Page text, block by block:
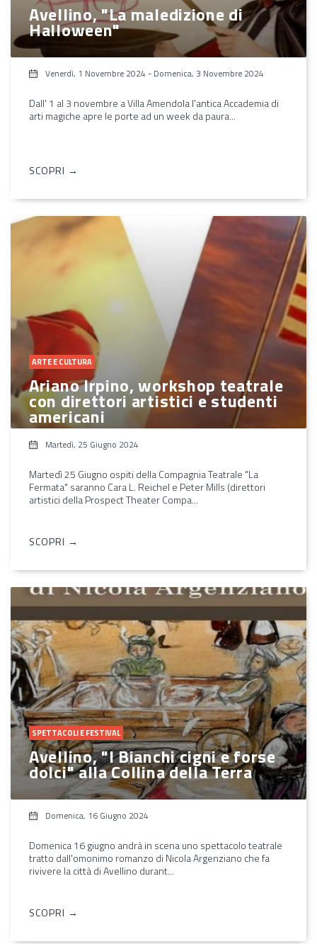
Avellino, "La maledizione di
Halloween"
Venerdì, 1 Novembre 2024 - Domenica, 3 Novembre 2024
Dall' 1 al 3 novembre a Villa Amendola l'antica Accademia di
arti magiche apre le porte ad un week da paura...
SCOPRI →
ARTE E CULTURA
Ariano Irpino, workshop teatrale
con direttori artistici e studenti
americani
Martedì, 25 Giugno 2024
Martedì 25 Giugno ospiti della Compagnia Teatrale "La
Fermata" saranno Cara L. Reichel e Peter Mills (direttori
artistici della Prospect Theater Compa...
SCOPRI →
SPETTACOLI E FESTIVAL
Avellino, "I Bianchi cigni e forse
dolci" alla Collina della Terra
Domenica, 16 Giugno 2024
Domenica 16 giugno andrà in scena uno spettacolo teatrale
tratto dall'omonimo romanzo di Nicola Argenziano che fa
rivivere la città di Avellino durant...
SCOPRI →